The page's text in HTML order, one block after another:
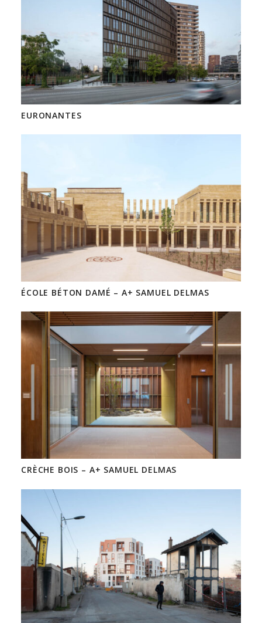
EURONANTES
ÉCOLE BÉTON DAMÉ – A+ SAMUEL DELMAS
CRÈCHE BOIS – A+ SAMUEL DELMAS